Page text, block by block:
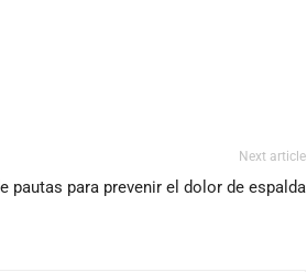
Next article
pautas para prevenir el dolor de espalda